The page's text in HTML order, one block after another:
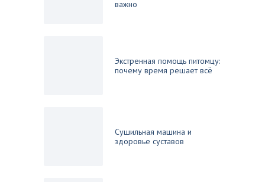
важно
Экстренная помощь питомцу:
почему время решает всё
Сушильная машина и
здоровье суставов